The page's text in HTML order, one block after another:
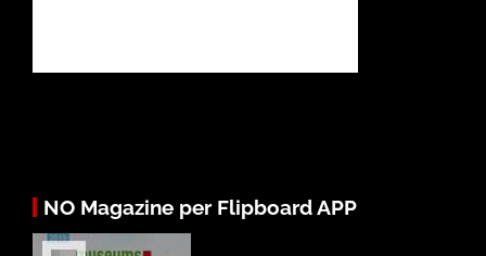
NO Magazine per Flipboard APP